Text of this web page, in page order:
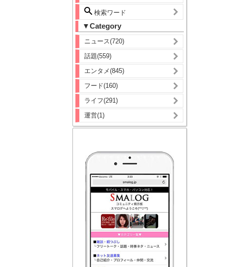
検索ワード
▼Category
ニュース(720)
話題(559)
エンタメ(845)
フード(160)
ライフ(291)
運営(1)